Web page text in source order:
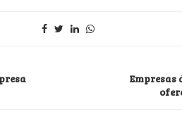
Empresas